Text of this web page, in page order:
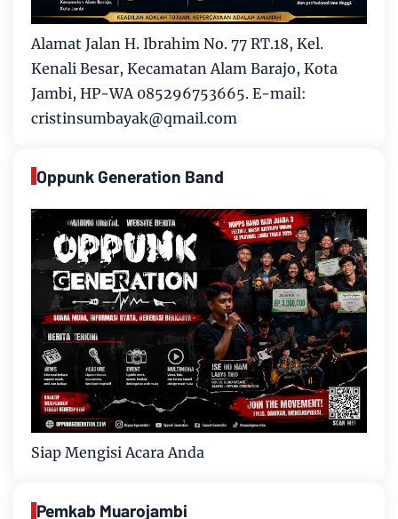
Alamat Jalan H. Ibrahim No. 77 RT.18, Kel.
Kenali Besar, Kecamatan Alam Barajo, Kota
Jambi, HP-WA 085296753665. E-mail:
cristinsumbayak@qmail.com
Oppunk Generation Band
Siap Mengisi Acara Anda
Pemkab Muarojambi